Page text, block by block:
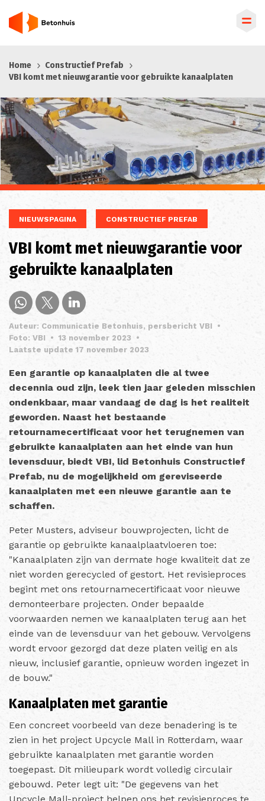
en
naar
de
inhoud
gaan
Home
Constructief Prefab
VBI komt met nieuwgarantie voor gebruikte kanaalplaten
NIEUWSPAGINA CONSTRUCTIEF PREFAB
VBI komt met nieuwgarantie voor
gebruikte kanaalplaten
Auteur: Communicatie Betonhuis, persbericht VBI
•
Foto: VBI
• 13 november 2023
•
Laatste update 17 november 2023
Een garantie op kanaalplaten die al twee
decennia oud zijn, leek tien jaar geleden misschien
ondenkbaar, maar vandaag de dag is het realiteit
geworden. Naast het bestaande
retournamecertificaat voor het terugnemen van
gebruikte kanaalplaten aan het einde van hun
levensduur, biedt VBI, lid Betonhuis Constructief
Prefab, nu de mogelijkheid om gereviseerde
kanaalplaten met een nieuwe garantie aan te
schaffen.
Peter Musters, adviseur bouwprojecten, licht de
garantie op gebruikte kanaalplaatvloeren toe:
"Kanaalplaten zijn van dermate hoge kwaliteit dat ze
niet worden gerecycled of gestort. Het revisieproces
begint met ons retournamecertificaat voor nieuwe
demonteerbare projecten. Onder bepaalde
voorwaarden nemen we kanaalplaten terug aan het
einde van de levensduur van het gebouw. Vervolgens
wordt ervoor gezorgd dat deze platen veilig en als
nieuw, inclusief garantie, opnieuw worden ingezet in
de bouw."
Kanaalplaten met garantie
Een concreet voorbeeld van deze benadering is te
zien in het project Upcycle Mall in Rotterdam, waar
gebruikte kanaalplaten met garantie worden
toegepast. Dit milieupark wordt volledig circulair
gebouwd. Peter legt uit: "De gegevens van het